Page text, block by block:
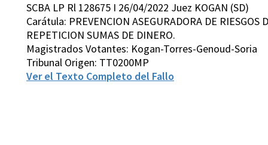
SCBA LP Rl 128675 I 26/04/2022 Juez KOGAN (SD)
Carátula: PREVENCION ASEGURADORA DE
REPETICION SUMAS DE DINERO.
Magistrados Votantes: Kogan-Torres-Genoud-Soria
Tribunal Origen: TT0200MP
Ver el Texto Completo del Fallo